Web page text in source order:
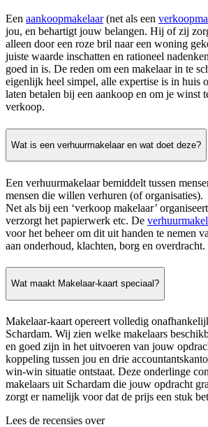
Een aankoopmakelaar(net als een
jou, en behartigt jouw belangen. Hij of zij
alleen door een roze bril naar een woning
juiste waarde inschatten en rationeel
goed in is. De reden om een makelaar in te
eigenlijk heel simpel, alle expertise is in huis
laten betalen bij een aankoop en om je winst
verkoop.
Wat is een verhuurmakelaar en wat doet deze?
Een verhuurmakelaar bemiddelt tussen
mensen die willen verhuren (of organisaties).
Net als bij een ‘verkoop makelaar’
verzorgt het papierwerk etc. De
voor het beheer om dit uit handen te nemen
aan onderhoud, klachten, borg en overdracht.
Wat maakt Makelaar-kaart speciaal?
Makelaar-kaart opereert volledig
Schardam. Wij zien welke makelaars
en goed zijn in het uitvoeren van jouw
koppeling tussen jou en drie
win-win situatie ontstaat. Deze onderlinge
makelaars uit Schardam die jouw opdracht
zorgt er namelijk voor dat de prijs een stuk
Lees de recensies over